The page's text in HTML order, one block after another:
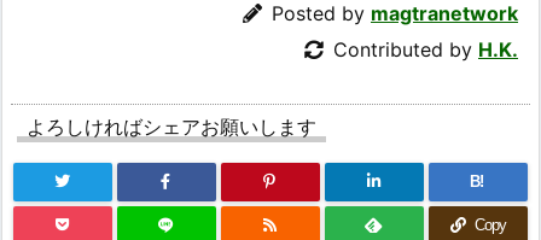
Posted by magtranetwork
Contributed by H.K.
よろしければシェアお願いします
B!
Copy